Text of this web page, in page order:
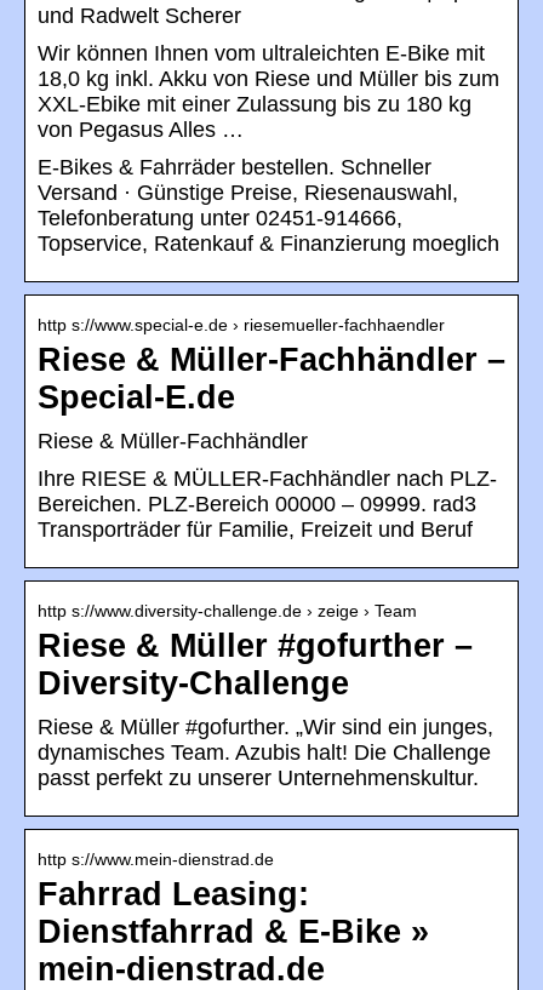
und Radwelt Scherer
Wir können Ihnen vom ultraleichten E-Bike mit
18,0 kg inkl. Akku von Riese und Müller bis zum
XXL-Ebike mit einer Zulassung bis zu 180 kg
von Pegasus Alles …
E-Bikes & Fahrräder bestellen. Schneller
Versand · Günstige Preise, Riesenauswahl,
Telefonberatung unter 02451-914666,
Topservice, Ratenkauf & Finanzierung moeglich
http s://www.special-e.de › riesemueller-fachhaendler
Riese & Müller-Fachhändler –
Special-E.de
Riese & Müller-Fachhändler
Ihre RIESE & MÜLLER-Fachhändler nach PLZ-
Bereichen. PLZ-Bereich 00000 – 09999. rad3
Transporträder für Familie, Freizeit und Beruf
http s://www.diversity-challenge.de › zeige › Team
Riese & Müller #gofurther –
Diversity-Challenge
Riese & Müller #gofurther. „Wir sind ein junges,
dynamisches Team. Azubis halt! Die Challenge
passt perfekt zu unserer Unternehmenskultur.
http s://www.mein-dienstrad.de
Fahrrad Leasing:
Dienstfahrrad & E-Bike »
mein-dienstrad.de